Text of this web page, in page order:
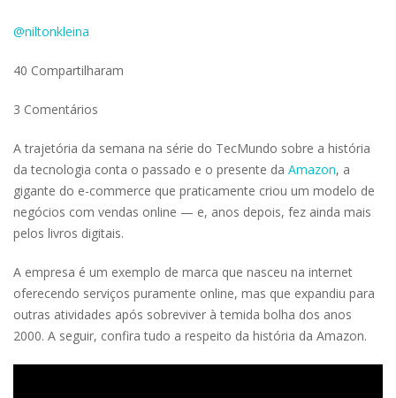
@niltonkleina
40 Compartilharam
3 Comentários
A trajetória da semana na série do TecMundo sobre a história
da tecnologia conta o passado e o presente da Amazon, a
gigante do e-commerce que praticamente criou um modelo de
negócios com vendas online — e, anos depois, fez ainda mais
pelos livros digitais.
A empresa é um exemplo de marca que nasceu na internet
oferecendo serviços puramente online, mas que expandiu para
outras atividades após sobreviver à temida bolha dos anos
2000. A seguir, confira tudo a respeito da história da Amazon.